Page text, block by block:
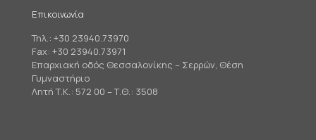
Επικοινωνία
Τηλ.: +30 23940.73970
Fax: +30 23940.73971
Επαρχιακή οδός Θεσσαλονίκης – Σερρών, Θέση
Γυμναστήριο
Λητή Τ.Κ.: 572 00 – Τ.Θ.: 3508